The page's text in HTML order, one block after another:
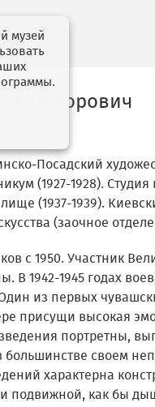
Федорович
Посадский
(1927-1928). Студия
(1937-1939).
(заочное
с 1950. Участник
В 1942-1945 годах
из первых
присущи высокая
портретны,
своем
характерна
подвижной, как бы
музей